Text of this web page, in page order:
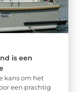
is een
kans om het
een prachtig